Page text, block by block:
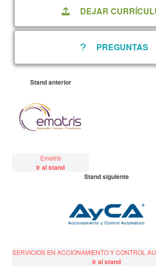
DEJAR
PREGUNTAS
Stand anterior
Ematris
Ir al stand
Stand siguiente
SERVICIOS EN ACCIONAMIENTO Y CONTROL
Ir al stand